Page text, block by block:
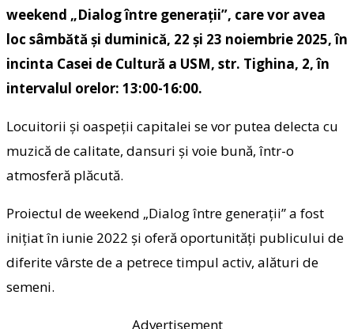
weekend „Dialog între generații”, care vor avea
loc sâmbătă și duminică, 22 și 23 noiembrie 2025, în
incinta Casei de Cultură a USM, str. Tighina, 2, în
intervalul orelor: 13:00-16:00.
Locuitorii și oaspeții capitalei se vor putea delecta cu
muzică de calitate, dansuri și voie bună, într-o
atmosferă plăcută.
Proiectul de weekend „Dialog între generații” a fost
inițiat în iunie 2022 și oferă oportunități publicului de
diferite vârste de a petrece timpul activ, alături de
semeni.
Advertisement